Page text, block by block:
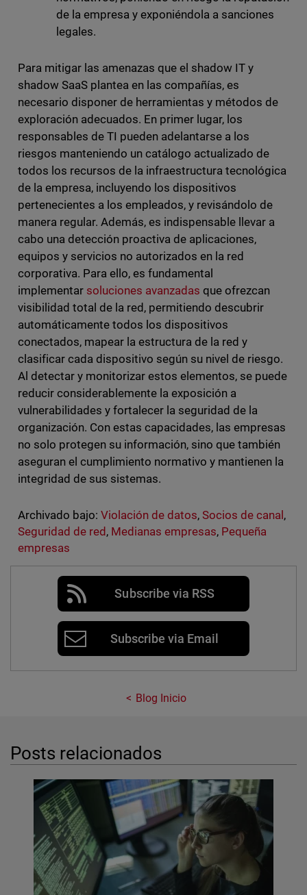
de la empresa y exponiéndola a sanciones
legales.
Para mitigar las amenazas que el shadow IT y
shadow SaaS plantea en las compañías, es
necesario disponer de herramientas y métodos de
exploración adecuados. En primer lugar, los
responsables de TI pueden adelantarse a los
riesgos manteniendo un catálogo actualizado de
todos los recursos de la infraestructura tecnológica
de la empresa, incluyendo los dispositivos
pertenecientes a los empleados, y revisándolo de
manera regular. Además, es indispensable llevar a
cabo una detección proactiva de aplicaciones,
equipos y servicios no autorizados en la red
corporativa. Para ello, es fundamental
implementar soluciones avanzadas que ofrezcan
visibilidad total de la red, permitiendo descubrir
automáticamente todos los dispositivos
conectados, mapear la estructura de la red y
clasificar cada dispositivo según su nivel de riesgo.
Al detectar y monitorizar estos elementos, se puede
reducir considerablemente la exposición a
vulnerabilidades y fortalecer la seguridad de la
organización. Con estas capacidades, las empresas
no solo protegen su información, sino que también
aseguran el cumplimiento normativo y mantienen la
integridad de sus sistemas.
Archivado bajo: Violación de datos,Socios de canal ,
Seguridad de red , Medianas empresas, Pequeña
empresas
Subscribe via RSS
Subscribe via Email
Blog Inicio
Posts relacionados